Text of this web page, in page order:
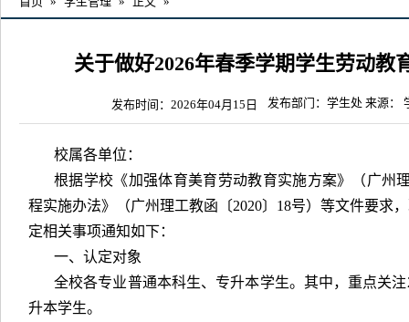
关于做好2026年春季学期学生劳动教
发布时间：2026年04月15日 发布部门：学生处 来源：
校属各单位：
根据学校《加强体育美育劳动教育实施方案》（广州
程实施办法》（广州理工教函〔2020〕18号）等文件要求
定相关事项通知如下：
一、认定对象
全校各专业普通本科生、专升本学生。其中，重点关
升本学生。